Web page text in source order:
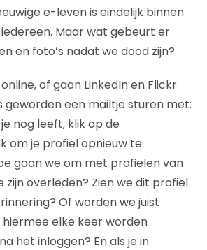
e-leven is eindelijk binnen
Maar wat gebeurt er
en foto’s nadat we dood zijn?
of gaan LinkedIn en Flickr
geworden een mailtje sturen met:
nog leeft, klik op de
om je profiel opnieuw te
gaan we om met profielen van
zijn overleden? Zien we dit profiel
Of worden we juist
elke keer worden
het inloggen? En als je in